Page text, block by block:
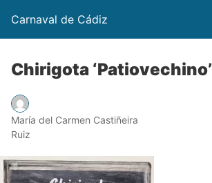
Carnaval de Cádiz
Chirigota ‘Patiovechino’
María del Carmen Castiñeira
Ruiz